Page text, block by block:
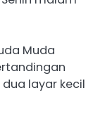
Muda
layar kecil